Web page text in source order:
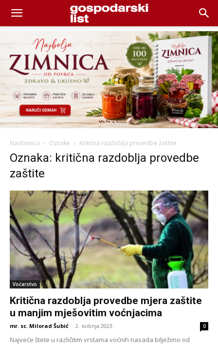
Naslovnica Oznake Kritična razdoblja provedbe zaštite
Oznaka: kritična razdoblja provedbe
zaštite
Voćarstvo
Kritična razdoblja provedbe mjera zaštite
u manjim mješovitim voćnjacima
mr. sc. Milorad Šubić - 2. svibnja 2023. 0
Najveće štete u različitim vrstama voćnih nasada bilježimo od